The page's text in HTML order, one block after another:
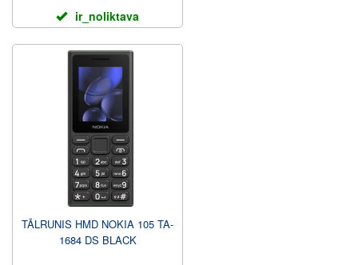
ir_noliktava
TĀLRUNIS HMD NOKIA 105 TA-
1684 DS BLACK